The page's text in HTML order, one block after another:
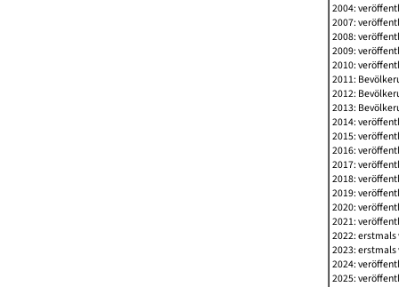
2004:
2007:
2008:
2009:
2010:
2011:
2012:
2013:
2014:
2015:
2016:
2017:
2018:
2019:
2020:
2021:
2022:
2023:
2024:
2025: